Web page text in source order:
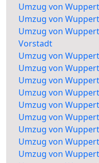
Umzug von
Umzug von
Umzug von
Vorstadt
Umzug von
Umzug von
Umzug von
Umzug von
Umzug von
Umzug von
Umzug von
Umzug von
Umzug von